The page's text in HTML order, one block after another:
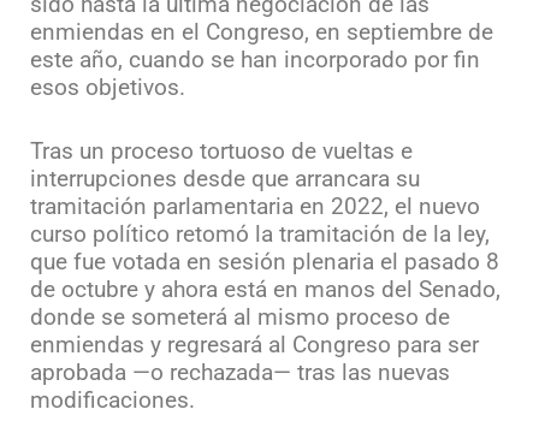
enmiendas en el Congreso, en septiembre de
este año, cuando se han incorporado por fin
esos objetivos.
Tras un proceso tortuoso de vueltas e
interrupciones desde que arrancara su
tramitación parlamentaria en 2022, el nuevo
curso político retomó la tramitación de la ley,
que fue votada en sesión plenaria el pasado 8
de octubre y ahora está en manos del Senado,
donde se someterá al mismo proceso de
enmiendas y regresará al Congreso para ser
aprobada —o rechazada— tras las nuevas
modificaciones.